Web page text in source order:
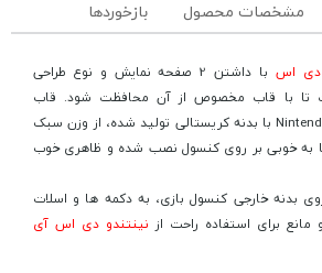
مشخصات محصول بازخوردها
دی اس
با داشتن 2 صفحه نمایش و نوع طراحی
تا با قاب مخصوص از آن محافظت شود. قاب
سیلیکونی که برای Nintendo DSi XL با بدنه کریستالی تولید شده، از وزن سبک
به خوبی بر روی کنسول نصب شده و ظاهری خوب
بدنه خارجی کنسول بازی، به دکمه ها و اسلات
برای استفاده راحت از نینتندو دی اس آی